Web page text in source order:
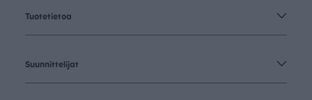
Tuotetietoa
Suunnittelijat